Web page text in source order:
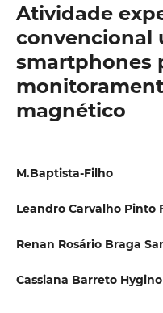
Atividade
convencional
smartphones
magnético
M.Baptista-Filho
Leandro Carvalho Pinto
Renan Rosário Braga
Cassiana Barreto